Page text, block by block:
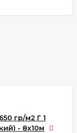
гр/м2 Г 1
- 8x10м